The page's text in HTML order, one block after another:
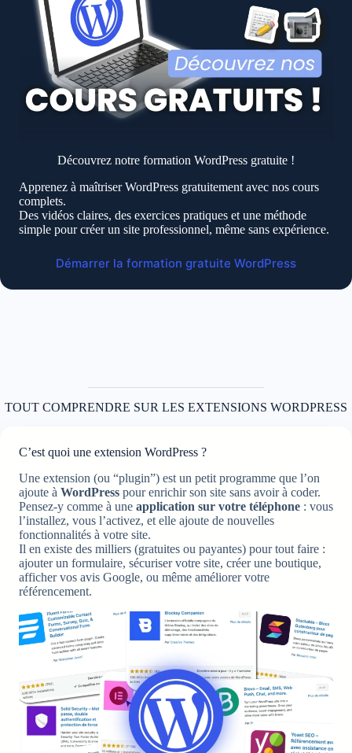
Découvrez notre formation WordPress gratuite !
Apprenez à maîtriser WordPress gratuitement avec nos cours
complets.
Des vidéos claires, des exercices pratiques et une méthode
simple pour créer un site professionnel, même sans expérience.
Démarrer la formation gratuite WordPress
TOUT COMPRENDRE SUR LES EXTENSIONS WORDPRESS
C’est quoi une extension WordPress ?
Une extension (ou “plugin”) est un petit programme que l’on
ajoute à WordPress pour enrichir son site sans avoir à coder.
Pensez-y comme à une application sur votre téléphone : vous
l’installez, vous l’activez, et elle ajoute de nouvelles
fonctionnalités à votre site.
Il en existe des milliers (gratuites ou payantes) pour tout faire :
ajouter un formulaire, sécuriser votre site, créer une boutique,
afficher vos avis Google, ou même améliorer votre
référencement.